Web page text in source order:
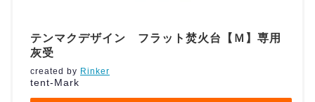
テンマクデザイン フラット焚火台【Ｍ】専用
灰受
created by Rinker
tent-Mark